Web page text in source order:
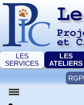
et
LES
SERVICES
LES
ATELIERS